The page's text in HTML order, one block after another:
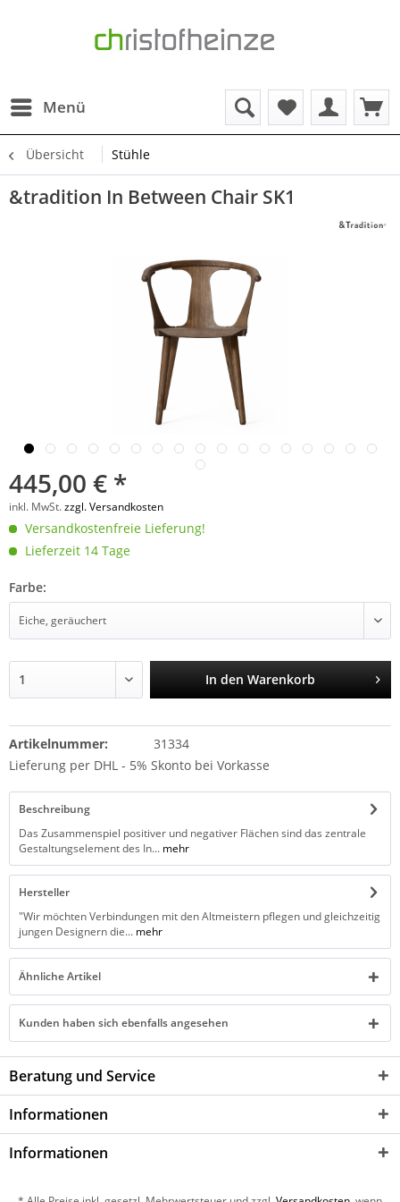
Menü
Übersicht Stühle
&tradition In Between Chair SK1
445,00 € *
inkl. MwSt.zzgl. Versandkosten
Versandkostenfreie Lieferung!
Lieferzeit 14 Tage
Farbe:
In den Warenkorb
Artikelnummer:
31334
Lieferung per DHL - 5% Skonto bei Vorkasse
Beschreibung
Das Zusammenspiel positiver und negativer Flächen sind das zentrale
Gestaltungselement des In... mehr
Hersteller
"Wir möchten Verbindungen mit den Altmeistern pflegen und gleichzeitig
jungen Designern die... mehr
Ähnliche Artikel
Kunden haben sich ebenfalls angesehen
Beratung und Service
Informationen
Informationen